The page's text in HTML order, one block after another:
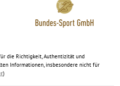
die Richtigkeit, Authentizität und
Informationen, insbesondere nicht für
)